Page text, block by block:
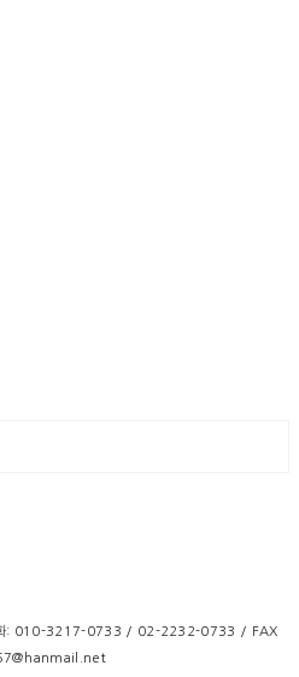
화: 010-3217-0733 / 02-2232-0733 / FAX